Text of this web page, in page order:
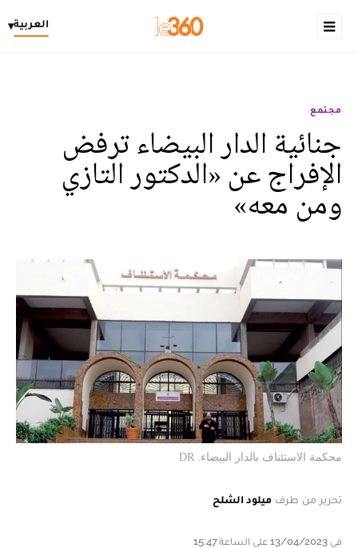
العربية▾
مجتمع
جنائية الدار البيضاء ترفض
الإفراج عن «الدكتور التازي
ومن معه»
محكمة الاستئناف بالدار البيضاء. DR
تحرير من طرف ميلود الشلح
في 13/04/2023 على الساعة 15:47